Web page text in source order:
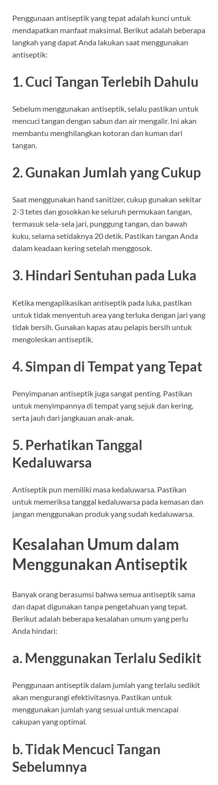
Penggunaan antiseptik yang tepat adalah kunci untuk
mendapatkan manfaat maksimal. Berikut adalah beberapa
langkah yang dapat Anda lakukan saat menggunakan
antiseptik:
1. Cuci Tangan Terlebih Dahulu
Sebelum menggunakan antiseptik, selalu pastikan untuk
mencuci tangan dengan sabun dan air mengalir. Ini akan
membantu menghilangkan kotoran dan kuman dari
tangan.
2. Gunakan Jumlah yang Cukup
Saat menggunakan hand sanitizer, cukup gunakan sekitar
2-3 tetes dan gosokkan ke seluruh permukaan tangan,
termasuk sela-sela jari, punggung tangan, dan bawah
kuku, selama setidaknya 20 detik. Pastikan tangan Anda
dalam keadaan kering setelah menggosok.
3. Hindari Sentuhan pada Luka
Ketika mengaplikasikan antiseptik pada luka, pastikan
untuk tidak menyentuh area yang terluka dengan jari yang
tidak bersih. Gunakan kapas atau pelapis bersih untuk
mengoleskan antiseptik.
4. Simpan di Tempat yang Tepat
Penyimpanan antiseptik juga sangat penting. Pastikan
untuk menyimpannya di tempat yang sejuk dan kering,
serta jauh dari jangkauan anak-anak.
5. Perhatikan Tanggal
Kedaluwarsa
Antiseptik pun memiliki masa kedaluwarsa. Pastikan
untuk memeriksa tanggal kedaluwarsa pada kemasan dan
jangan menggunakan produk yang sudah kedaluwarsa.
Kesalahan Umum dalam
Menggunakan Antiseptik
Banyak orang berasumsi bahwa semua antiseptik sama
dan dapat digunakan tanpa pengetahuan yang tepat.
Berikut adalah beberapa kesalahan umum yang perlu
Anda hindari:
a. Menggunakan Terlalu Sedikit
Penggunaan antiseptik dalam jumlah yang terlalu sedikit
akan mengurangi efektivitasnya. Pastikan untuk
menggunakan jumlah yang sesuai untuk mencapai
cakupan yang optimal.
b. Tidak Mencuci Tangan
Sebelumnya